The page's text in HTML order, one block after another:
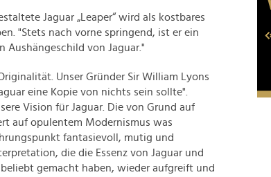
Jaguar „Leaper“ wird als kostbares
"Stets nach vorne springend, ist er ein
Aushängeschild von Jaguar."
Unser Gründer Sir William Lyons
eine Kopie von nichts sein sollte".
Vision für Jaguar. Die von Grund auf
auf opulentem Modernismus was
fantasievoll, mutig und
die die Essenz von Jaguar und
gemacht haben, wieder aufgreift und